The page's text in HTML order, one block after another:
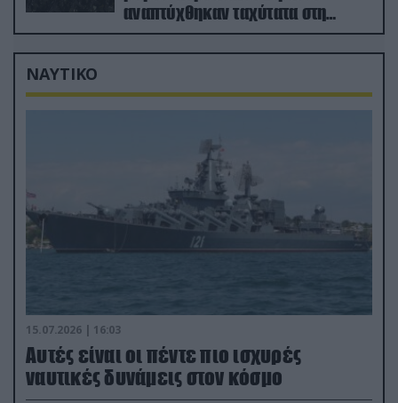
αναπτύχθηκαν ταχύτατα στη
Ρωσία
ΝΑΥΤΙΚΟ
15.07.2026 | 16:03
Aυτές είναι οι πέντε πιο ισχυρές
ναυτικές δυνάμεις στον κόσμο